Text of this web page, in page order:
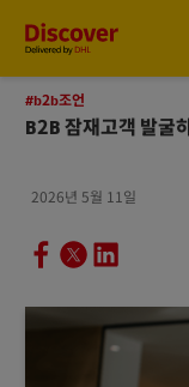
글로벌 배송 및 물류
#b2b조언
B2B 잠재고객 발굴
2026년 5월 11일